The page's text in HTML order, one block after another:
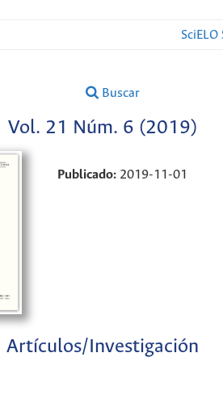
Buscar
Vol. 21 Núm. 6 (2019)
Publicado: 2019-11-01
Artículos/Investigación